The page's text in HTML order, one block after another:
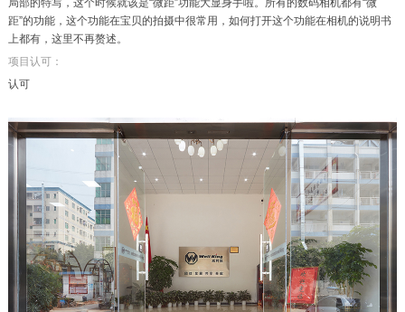
局部的特写，这个时候就该是“微距”功能大显身手啦。所有的数码相机都有“微
距”的功能，这个功能在宝贝的拍摄中很常用，如何打开这个功能在相机的说明书
上都有，这里不再赘述。
项目认可：
认可